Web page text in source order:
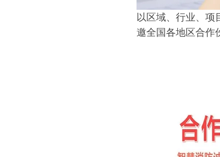
以区域、行业、项
邀全国各地区合作